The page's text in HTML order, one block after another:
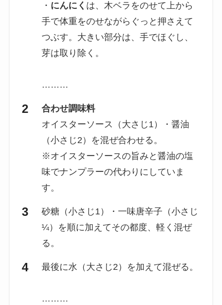
・ にんにく は、木ベラをのせて上から
手で体重をのせながらぐっと押さえて
つぶす。大きい部分は、手でほぐし、
芽は取り除く。
………
合わせ調味料
オイスターソース（大さじ1）・醤油
（小さじ2）を混ぜ合わせる。
※オイスターソースの旨みと醤油の塩
味でナンプラーの代わりにしていま
す。
砂糖（小さじ1）・一味唐辛子（小さじ
¼）を順に加えてその都度、軽く混ぜ
る。
最後に水（大さじ2）を加えて混ぜる。
………